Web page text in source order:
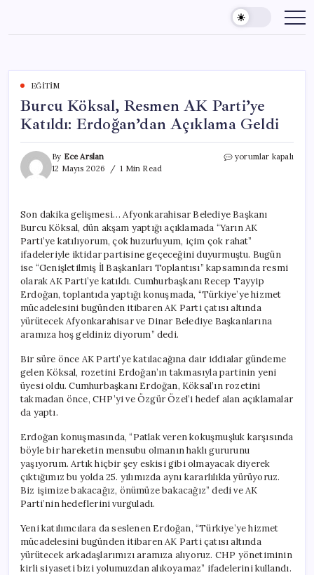
content
EĞITIM
Burcu Köksal, Resmen AK Parti’ye
Katıldı: Erdoğan’dan Açıklama Geldi
By Ece Arslan
12 Mayıs 2026
1 Min Read
Burcu
Katıldı:
Erdoğan’dan
Açıklama
Geldi
için
yorumlar kapalı
Son dakika gelişmesi… Afyonkarahisar Belediye Başkanı
Burcu Köksal, dün akşam yaptığı açıklamada “Yarın AK
Parti’ye katılıyorum, çok huzurluyum, içim çok rahat”
ifadeleriyle iktidar partisine geçeceğini duyurmuştu. Bugün
ise “Genişletilmiş İl Başkanları Toplantısı” kapsamında resmi
olarak AK Parti’ye katıldı. Cumhurbaşkanı Recep Tayyip
Erdoğan, toplantıda yaptığı konuşmada, “Türkiye’ye hizmet
mücadelesini bugünden itibaren AK Parti çatısı altında
yürütecek Afyonkarahisar ve Dinar Belediye Başkanlarına
aramıza hoş geldiniz diyorum” dedi.
Bir süre önce AK Parti’ye katılacağına dair iddialar gündeme
gelen Köksal, rozetini Erdoğan’ın takmasıyla partinin yeni
üyesi oldu. Cumhurbaşkanı Erdoğan, Köksal’ın rozetini
takmadan önce, CHP’yi ve Özgür Özel’i hedef alan açıklamalar
da yaptı.
Erdoğan konuşmasında, “Patlak veren kokuşmuşluk karşısında
böyle bir hareketin mensubu olmanın haklı gururunu
yaşıyorum. Artık hiçbir şey eskisi gibi olmayacak diyerek
çıktığımız bu yolda 25. yılımızda aynı kararlılıkla yürüyoruz.
Biz işimize bakacağız, önümüze bakacağız” dedi ve AK
Parti’nin hedeflerini vurguladı.
Yeni katılımcılara da seslenen Erdoğan, “Türkiye’ye hizmet
mücadelesini bugünden itibaren AK Parti çatısı altında
yürütecek arkadaşlarımızı aramıza alıyoruz. CHP yönetiminin
kirli siyaseti bizi yolumuzdan alıkoyamaz” ifadelerini kullandı.